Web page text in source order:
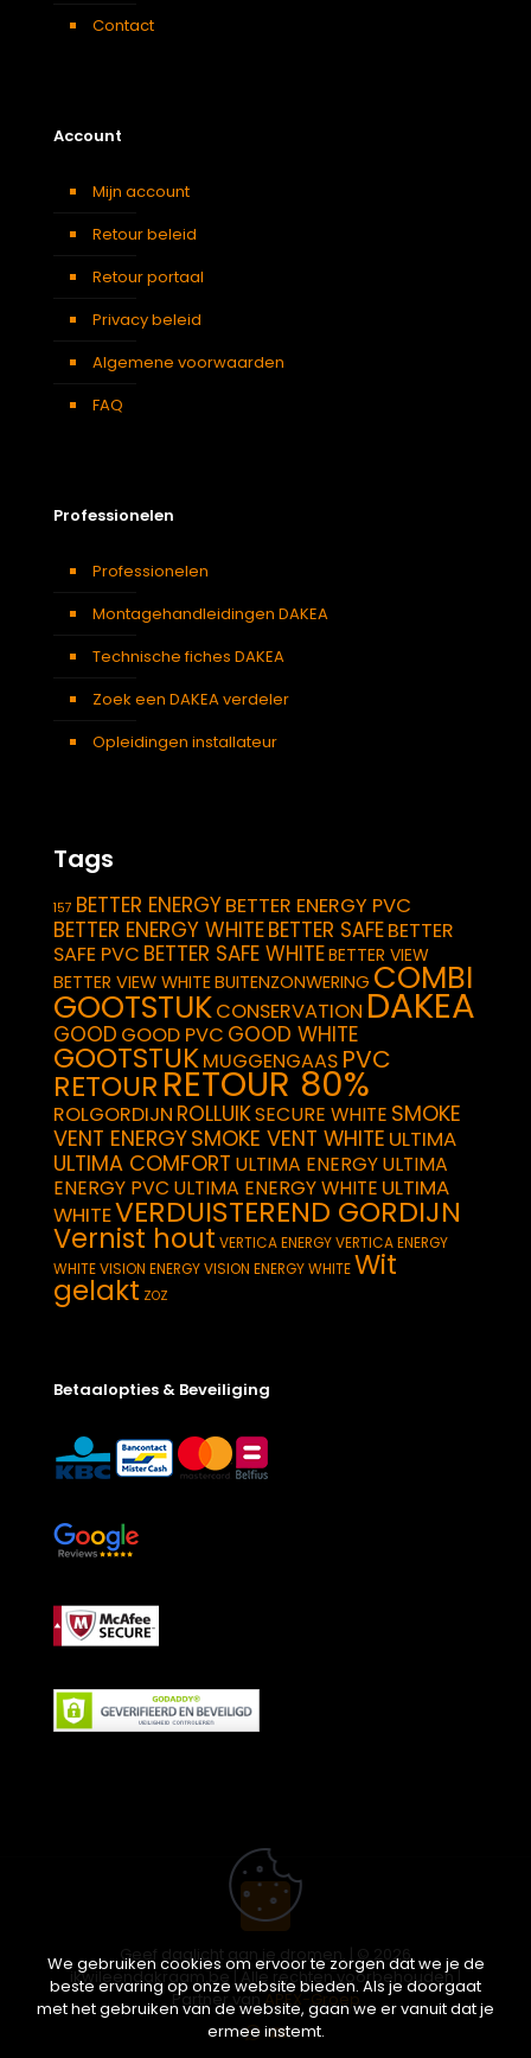
Contact
Account
Mijn account
Retour beleid
Retour portaal
Privacy beleid
Algemene voorwaarden
FAQ
Professionelen
Professionelen
Montagehandleidingen DAKEA
Technische fiches DAKEA
Zoek een DAKEA verdeler
Opleidingen installateur
Tags
157 BETTER ENERGYBETTER ENERGY PVC
BETTER ENERGY WHITEBETTER SAFEBETTER
SAFE PVC BETTER SAFE WHITEBETTER VIEW
BETTER VIEW WHITEBUITENZONWERING COMBI
GOOTSTUKCONSERVATION DAKEA
GOOD GOOD PVC GOOD WHITE
GOOTSTUKMUGGENGAAS PVC
RETOUR RETOUR 80%
ROLGORDIJN ROLLUIKSECURE WHITE SMOKE
VENT ENERGYSMOKE VENT WHITE ULTIMA
ULTIMA COMFORT ULTIMA ENERGYULTIMA
ENERGY PVC ULTIMA ENERGY WHITE ULTIMA
WHITEVERDUISTEREND GORDIJN
Vernist hout VERTICA ENERGYVERTICA ENERGY
WHITEVISION ENERGYVISION ENERGY WHITEWit
gelakt ZOZ
Betaalopties & Beveiliging
Geef daglicht aan je dromen. | © 2026
ikwileendakraam.be | Alle rechten voorbehouden |
Partner vanAPEX-Groep
We gebruiken cookies om ervoor te zorgen dat we je de
beste ervaring op onze website bieden. Als je doorgaat
met het gebruiken van de website, gaan we er vanuit dat je
ermee instemt.